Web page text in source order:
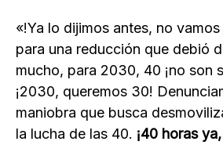
«!Ya lo dijimos antes, no
para una reducción que debió
mucho, para 2030, 40 ¡no son
¡2030, queremos 30!
maniobra que busca
la lucha de las 40. ¡40 horas